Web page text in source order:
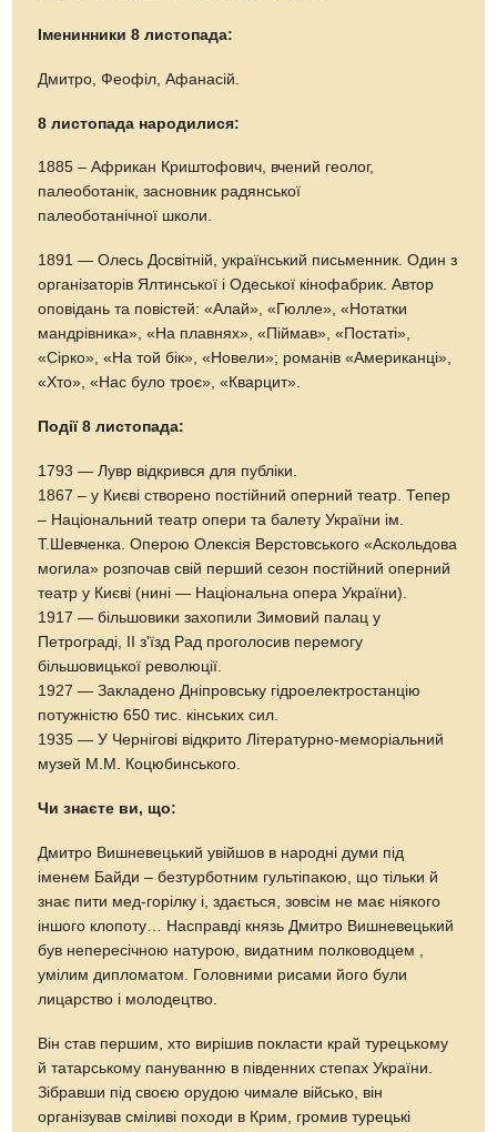
Іменинники 8 листопада:
Дмитро, Феофіл, Афанасій.
8 листопада народилися:
1885 – Африкан Криштофович, вчений геолог,
палеоботанік, засновник радянської
палеоботанічної школи.
1891 — Олесь Досвітній, український письменник. Один з
організаторів Ялтинської і Одеської кінофабрик. Автор
оповідань та повістей: «Алай», «Гюлле», «Нотатки
мандрівника», «На плавнях», «Піймав», «Постаті»,
«Сірко», «На той бік», «Новели»; романів «Американці»,
«Хто», «Нас було троє», «Кварцит».
Події 8 листопада:
1793 — Лувр відкрився для публіки.
1867 – у Києві створено постійний оперний театр. Тепер
– Національний театр опери та балету України ім.
Т.Шевченка. Оперою Олексія Верстовського «Аскольдова
могила» розпочав свій перший сезон постійний оперний
театр у Києві (нині — Національна опера України).
1917 — більшовики захопили Зимовий палац у
Петрограді, II з'їзд Рад проголосив перемогу
більшовицької революції.
1927 — Закладено Дніпровську гідроелектростанцію
потужністю 650 тис. кінських сил.
1935 — У Чернігові відкрито Літературно-меморіальний
музей М.М. Коцюбинського.
Чи знаєте ви, що:
Дмитро Вишневецький увійшов в народні думи під
іменем Байди – безтурботним гультіпакою, що тільки й
знає пити мед-горілку і, здається, зовсім не має ніякого
іншого клопоту… Насправді князь Дмитро Вишневецький
був непересічною натурою, видатним полководцем ,
умілим дипломатом. Головними рисами його були
лицарство і молодецтво.
Він став першим, хто вирішив покласти край турецькому
й татарському пануванню в південних степах України.
Зібравши під своєю орудою чимале військо, він
організував сміливі походи в Крим, громив турецькі